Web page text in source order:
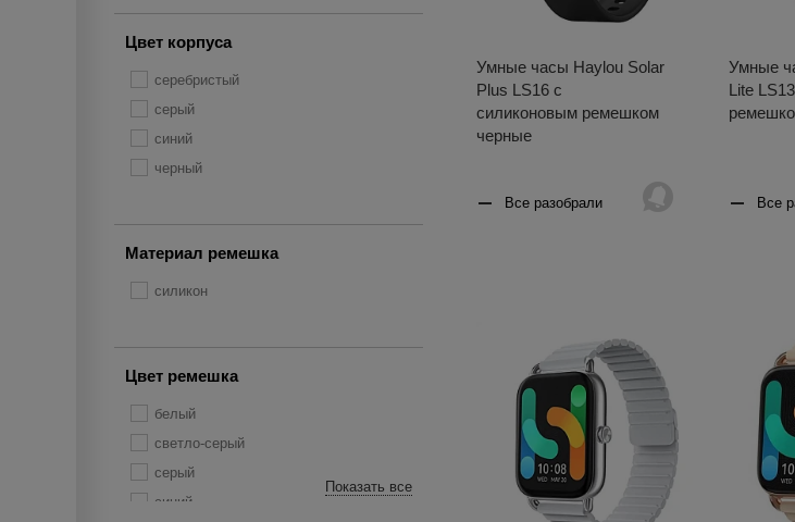
Цвет корпуса
серебристый
серый
синий
черный
Материал ремешка
силикон
Цвет ремешка
белый
светло-серый
серый
синий
Показать все
Умные часы Haylou Solar
Plus LS16 с
силиконовым ремешком
черные
Все разобрали
Умные
Lite
Все